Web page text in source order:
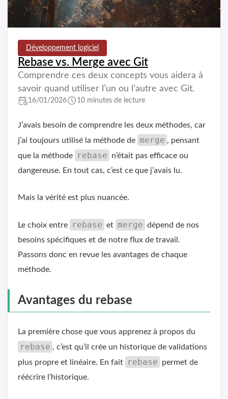
Développement logiciel
Rebase vs. Merge avec Git
Comprendre ces deux concepts vous aidera à
savoir quand utiliser l’un ou l’autre avec Git.
16/01/2026 10 minutes de lecture
J’avais besoin de comprendre les deux méthodes, car
j’ai toujours utilisé la méthode de merge , pensant
que la méthode
rebase
n’était pas efficace ou
dangereuse. En tout cas, c’est ce que j’avais lu.
Mais la vérité est plus nuancée.
Le choix entre rebase et merge dépend de nos
besoins spécifiques et de notre flux de travail.
Passons donc en revue les avantages de chaque
méthode.
Avantages du rebase
La première chose que vous apprenez à propos du
rebase , c’est qu’il crée un historique de validations
plus propre et linéaire. En fait
rebase
permet de
réécrire l’historique.